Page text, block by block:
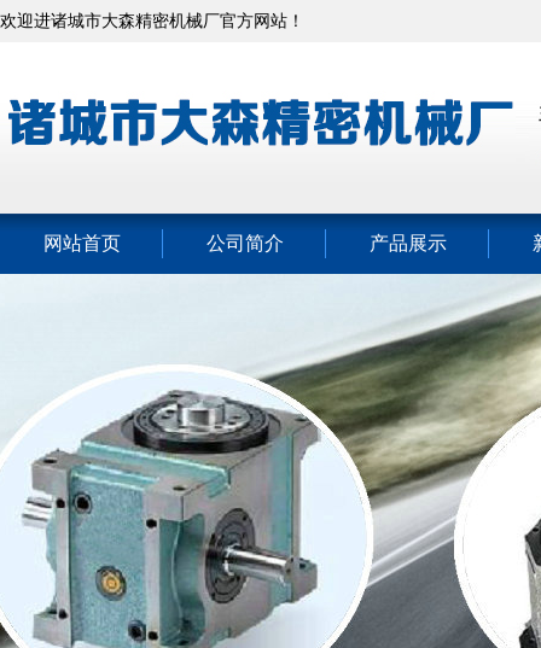
欢迎进诸城市大森精密机械厂官方网站！
网站首页 公司简介 产品展示